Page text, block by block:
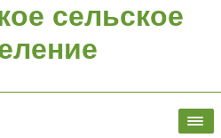
сельское